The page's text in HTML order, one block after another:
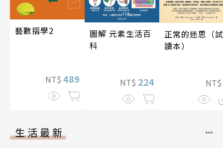
藝數摺學2
NT$ 489
圖解 元素生活百
科
NT$ 224
正常的迷思（試
讀本）
NT$
生活最新